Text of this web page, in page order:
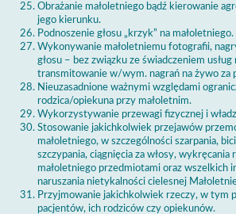
Obrażanie małoletniego bądź kierowanie
jego kierunku.
Podnoszenie głosu „krzyk” na małoletniego.
Wykonywanie małoletniemu fotografii,
głosu – bez związku ze świadczeniem
transmitowanie w/wym. nagrań na żywo
Nieuzasadnione ważnymi względami
rodzica/opiekuna przy małoletnim.
Wykorzystywanie przewagi fizycznej i
Stosowanie jakichkolwiek przejawów
małoletniego, w szczególności szarpania,
szczypania, ciągnięcia za włosy, wykręcania
małoletniego przedmiotami oraz wszelkich
naruszania nietykalności cielesnej
Przyjmowanie jakichkolwiek rzeczy, w tym
pacjentów, ich rodziców czy opiekunów.